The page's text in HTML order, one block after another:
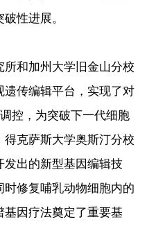
性进展。
和加州大学旧金山分校
传编辑平台，实现了对
控，为突破下一代细胞
克萨斯大学奥斯汀分校
出的新型基因编辑技
修复哺乳动物细胞内的
因疗法奠定了重要基